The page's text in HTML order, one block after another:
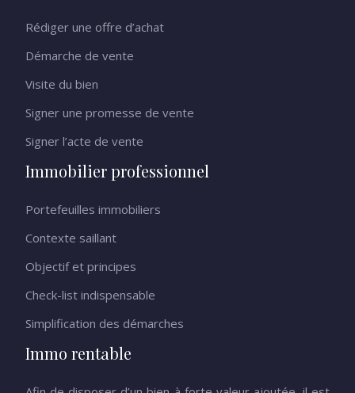
Rédiger une offre d’achat
Démarche de vente
Visite du bien
Signer une promesse de vente
Signer l’acte de vente
Immobilier professionnel
Portefeuilles immobiliers
Contexte saillant
Objectif et principes
Check-list indispensable
Simplification des démarches
Immo rentable